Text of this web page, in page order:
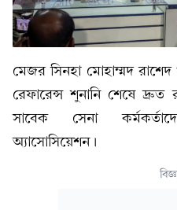
মেজর সিনহা মোহাম্মদ
রেফারেন্স শুনানি শেষে দ্রুত
সাবেক সেনা
অ্যাসোসিয়েশন।